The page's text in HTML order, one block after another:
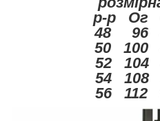
р-р Ог
48 96
50 100
52 104
54 108
56 112